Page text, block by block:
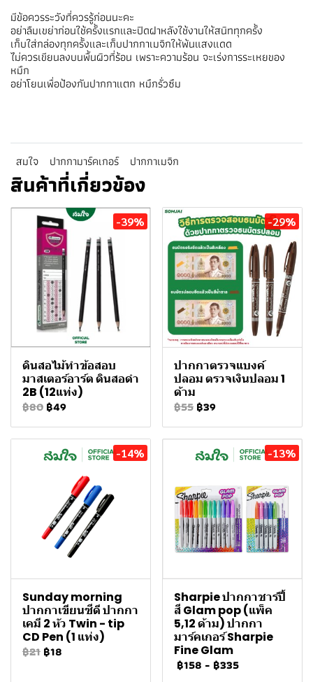
มีข้อควรระวังที่ควรรู้ก่อนนะคะ
อย่าลืมเขย่าก่อนใช้ครั้งแรกและปิดฝาหลังใช้งานให้สนิททุกครั้ง
เก็บใส่กล่องทุกครั้งและเก็บปากกาเมจิกให้พ้นแสงแดด
ไม่ควรเขียนลงบนพื้นผิวที่ร้อน เพราะความร้อน จะเร่งการระเหยของ
หมึก
อย่าโยนเพื่อป้องกันปากกาแตก หมึกรั่วซึม
สมใจ ปากกามาร์คเกอร์ ปากกาเมจิก
สินค้าที่เกี่ยวข้อง
-39%
ดินสอไม้ทําข้อสอบ
มาสเตอร์อาร์ต ดินสอดำ
2B (12แท่ง)
฿80 ฿49
-29%
ปากกาตรวจแบงค์
ปลอม ตรวจเงินปลอม 1
ด้าม
฿55 ฿39
-14%
Sunday morning
ปากกาเขียนซีดี ปากกา
เคมี 2 หัว Twin - tip
CD Pen (1 แท่ง)
฿21 ฿18
-13%
Sharpie ปากกาชาร์ปี้
สี Glam pop (แพ็ค
5,12 ด้าม) ปากกา
มาร์คเกอร์ Sharpie
Fine Glam
฿158 - ฿335